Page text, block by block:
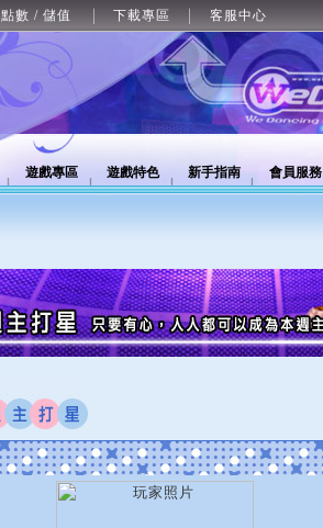
點數 / 儲值 下載專區 客服中心
遊戲專區 遊戲特色 新手指南 會員服務